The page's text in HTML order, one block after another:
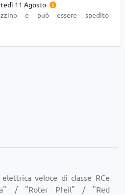
11 Agosto
e può essere spedito
veloce di classe RCe
/ "Roter Pfeil" / "Red